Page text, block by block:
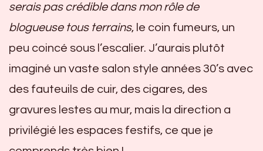
serais pas crédible dans mon rôle de
blogueuse tous terrains, le coin fumeurs, un
peu coincé sous l’escalier. J’aurais plutôt
imaginé un vaste salon style années 30’s avec
des fauteuils de cuir, des cigares, des
gravures lestes au mur, mais la direction a
privilégié les espaces festifs, ce que je